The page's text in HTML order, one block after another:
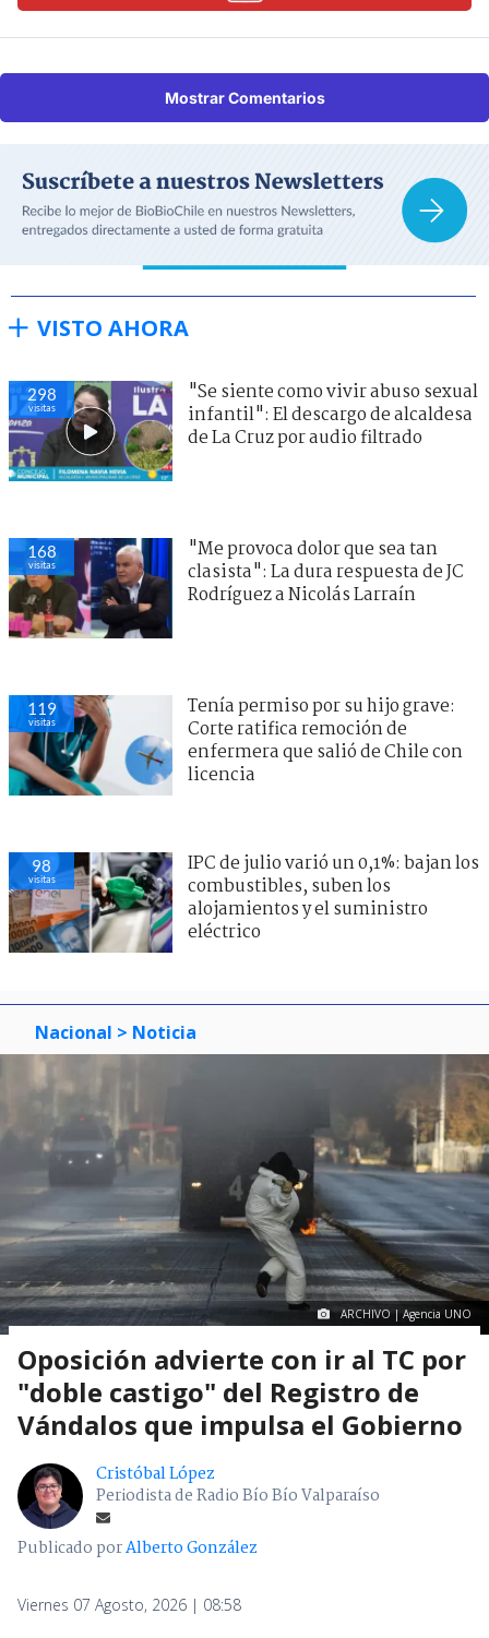
Mostrar Comentarios
VISTO AHORA
298
visitas
"Se siente como vivir abuso sexual
infantil": El descargo de alcaldesa
de La Cruz por audio filtrado
168
visitas
"Me provoca dolor que sea tan
clasista": La dura respuesta de JC
Rodríguez a Nicolás Larraín
119
visitas
Tenía permiso por su hijo grave:
Corte ratifica remoción de
enfermera que salió de Chile con
licencia
98
visitas
IPC de julio varió un 0,1%: bajan los
combustibles, suben los
alojamientos y el suministro
eléctrico
Nacional > Noticia
ARCHIVO | Agencia UNO
Oposición advierte con ir al TC por
"doble castigo" del Registro de
Vándalos que impulsa el Gobierno
Cristóbal López
Periodista de Radio Bío Bío Valparaíso
Publicado porAlberto González
Viernes 07 Agosto, 2026 | 08:58